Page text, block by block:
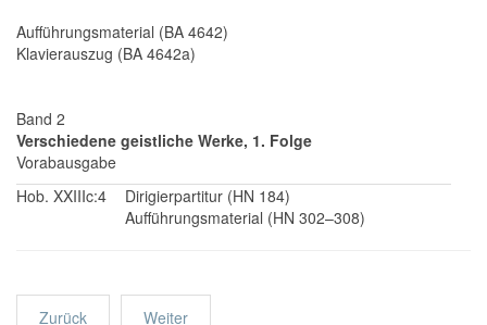
Aufführungsmaterial (BA 4642)
Klavierauszug (BA 4642a)
Band 2
Verschiedene geistliche Werke, 1. Folge
Vorabausgabe
Hob. XXIIIc:4
Dirigierpartitur (HN 184)
Aufführungsmaterial (HN 302–308)
Zurück Weiter